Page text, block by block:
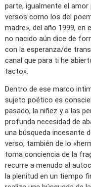
parte, igualmente el
versos como los del
madre», del año 1999, en
no nacido aún dice de
con la esperanza/de
canal que para ti he
tacto».
Dentro de ese marco
sujeto poético es
pasado, la niñez y a las
profunda necesidad de
una búsqueda incesante
verso, también de lo
toma conciencia de la
recurre a menudo al
la plenitud en un tiempo